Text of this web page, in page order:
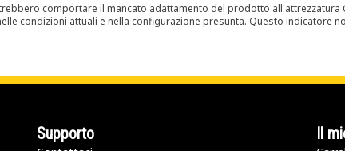
comportare il mancato adattamento del prodotto all'attrezzatura
condizioni attuali e nella configurazione presunta. Questo indicatore
Supporto Il